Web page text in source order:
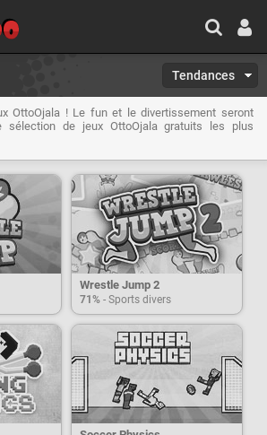
Tendances
OttoOjala ! Le fun et le divertissement seront
sélection de jeux OttoOjala gratuits les plus
Wrestle Jump 2
71% - Sports divers